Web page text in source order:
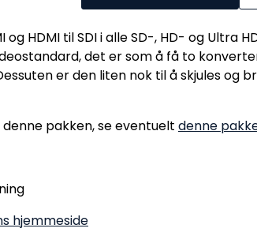
og HDMI til SDI i alle SD-, HD- og
det er som å få to
er den liten nok til å skjules og
pakken, se eventuelt denne
hjemmeside